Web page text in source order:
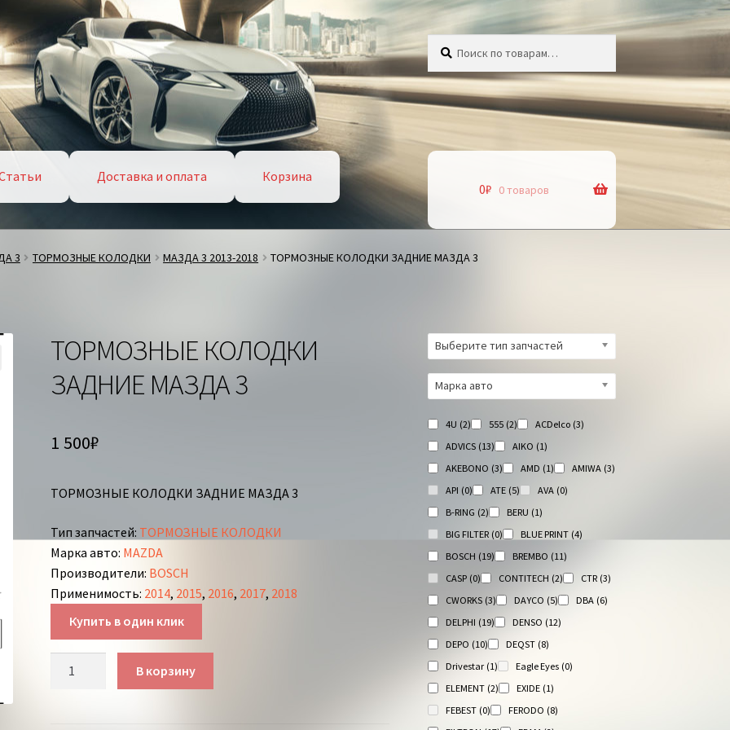
Доставка и оплата
Корзина
0₽ 0 товаров
3 ТОРМОЗНЫЕ КОЛОДКИ МАЗДА 3 2013-2018 ТОРМОЗНЫЕ КОЛОДКИ ЗАДНИЕ МАЗДА 3
ТОРМОЗНЫЕ КОЛОДКИ
ЗАДНИЕ МАЗДА 3
1 500₽
ТОРМОЗНЫЕ КОЛОДКИ ЗАДНИЕ МАЗДА 3
Тип запчастей: ТОРМОЗНЫЕ КОЛОДКИ
Марка авто: MAZDA
Производители: BOSCH
Применимость: 2014, 2015, 2016, 2017, 2018
Купить в один клик
В корзину
Выберите тип запчастей
Марка авто
4U (2) 555 (2) ACDelco (3)
ADVICS (13) AIKO (1)
AKEBONO (3) AMD (1) AMIWA (3)
API (0) ATE (5) AVA (0)
B-RING (2) BERU (1)
BIG FILTER (0) BLUE PRINT (4)
BOSCH (19) BREMBO (11)
CASP (0) CONTITECH (2) CTR (3)
CWORKS (3) DAYCO (5) DBA (6)
DELPHI (19) DENSO (12)
DEPO (10) DEQST (8)
Drivestar (1) Eagle Eyes (0)
ELEMENT (2) EXIDE (1)
FEBEST (0) FERODO (8)